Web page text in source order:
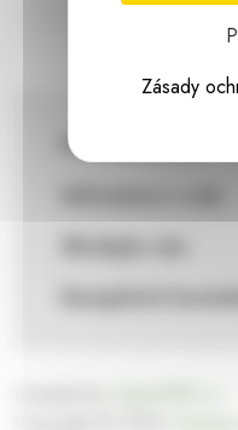
Pro zákazníky
Kompletní
Zásady